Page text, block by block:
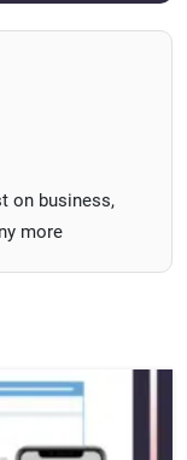
on business,
more